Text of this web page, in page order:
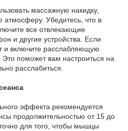
массажную накидку,
атмосферу. Убедитесь, что в
все отвлекающие
и другие устройства. Если
и включите расслабляющую
поможет вам настроиться на
расслабиться.
эффекта рекомендуется
продолжительностью от 15 до
для того, чтобы мышцы